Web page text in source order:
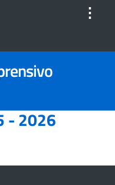
⋮
- 2026